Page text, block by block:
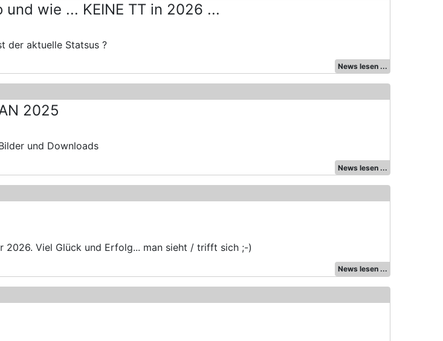
wie ... KEINE TT in 2026 ...
der aktuelle Statsus ?
News lesen ...
2025
und Downloads
News lesen ...
2026. Viel Glück und Erfolg... man sieht / trifft sich ;-)
News lesen ...